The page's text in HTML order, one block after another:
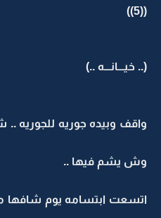
((5))
(.. خيـــانـــه ..)
واقف وبيده جوريه للجوريه
وش يشم فيها ..
اتسعت ابتسامه يوم شافها